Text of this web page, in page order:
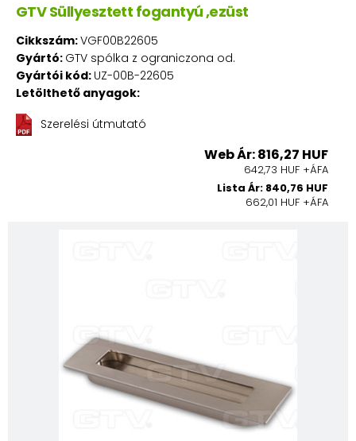
GTV Süllyesztett fogantyú ,ezüst
Cikkszám:VGF00B22605
Gyártó: GTV spólka z ograniczona od.
Gyártói kód: UZ-00B-22605
Letölthető anyagok:
Szerelési útmutató
Web Ár: 816,27 HUF
642,73 HUF +ÁFA
Lista Ár: 840,76 HUF
662,01 HUF +ÁFA